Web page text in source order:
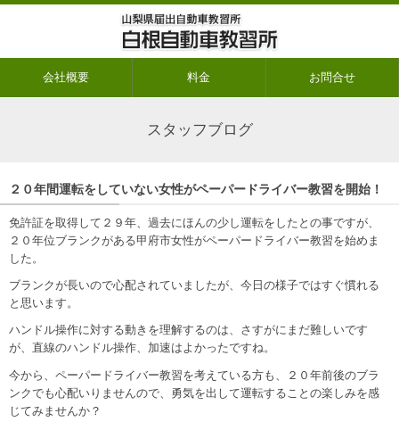
会社概要 料金 お問合せ
スタッフブログ
２０年間運転をしていない女性がペーパードライバー教習を開始！
免許証を取得して２９年、過去にほんの少し運転をしたとの事ですが、
２０年位ブランクがある甲府市女性がペーパードライバー教習を始めま
した。
ブランクが長いので心配されていましたが、今日の様子ではすぐ慣れる
と思います。
ハンドル操作に対する動きを理解するのは、さすがにまだ難しいです
が、直線のハンドル操作、加速はよかったですね。
今から、ペーパードライバー教習を考えている方も、２０年前後のブラ
ンクでも心配いりませんので、勇気を出して運転することの楽しみを感
じてみませんか？